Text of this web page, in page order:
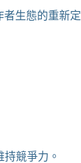
者生態的重新定
競爭力。